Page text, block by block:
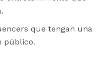
que tengan una
público.